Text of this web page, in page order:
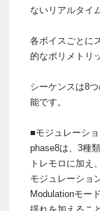
ないリアルタイ
各ボイスごとに
的なポリメトリ
シーケンスは8
能です。
■モジュレーシ
phase8は、3種
トレモロに加え
モジュレーショ
Modulationモー